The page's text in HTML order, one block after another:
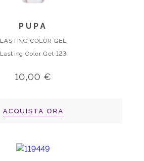
PUPA
LASTING COLOR GEL
Lasting Color Gel 123
10,00 €
ACQUISTA ORA